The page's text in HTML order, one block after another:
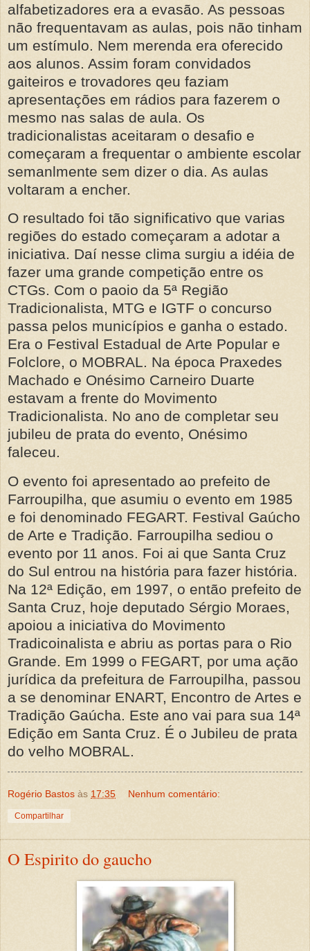
alfabetizadores era a evasão. As pessoas
não frequentavam as aulas, pois não tinham
um estímulo. Nem merenda era oferecido
aos alunos. Assim foram convidados
gaiteiros e trovadores qeu faziam
apresentações em rádios para fazerem o
mesmo nas salas de aula. Os
tradicionalistas aceitaram o desafio e
começaram a frequentar o ambiente escolar
semanlmente sem dizer o dia. As aulas
voltaram a encher.
O resultado foi tão significativo que varias
regiões do estado começaram a adotar a
iniciativa. Daí nesse clima surgiu a idéia de
fazer uma grande competição entre os
CTGs. Com o paoio da 5ª Região
Tradicionalista, MTG e IGTF o concurso
passa pelos municípios e ganha o estado.
Era o Festival Estadual de Arte Popular e
Folclore, o MOBRAL. Na época Praxedes
Machado e Onésimo Carneiro Duarte
estavam a frente do Movimento
Tradicionalista. No ano de completar seu
jubileu de prata do evento, Onésimo
faleceu.
O evento foi apresentado ao prefeito de
Farroupilha, que asumiu o evento em 1985
e foi denominado FEGART. Festival Gaúcho
de Arte e Tradição. Farroupilha sediou o
evento por 11 anos. Foi ai que Santa Cruz
do Sul entrou na história para fazer história.
Na 12ª Edição, em 1997, o então prefeito de
Santa Cruz, hoje deputado Sérgio Moraes,
apoiou a iniciativa do Movimento
Tradicoinalista e abriu as portas para o Rio
Grande. Em 1999 o FEGART, por uma ação
jurídica da prefeitura de Farroupilha, passou
a se denominar ENART, Encontro de Artes e
Tradição Gaúcha. Este ano vai para sua 14ª
Edição em Santa Cruz. É o Jubileu de prata
do velho MOBRAL.
Rogério Bastos às 17:35 Nenhum comentário:
Compartilhar
O Espirito do gaucho